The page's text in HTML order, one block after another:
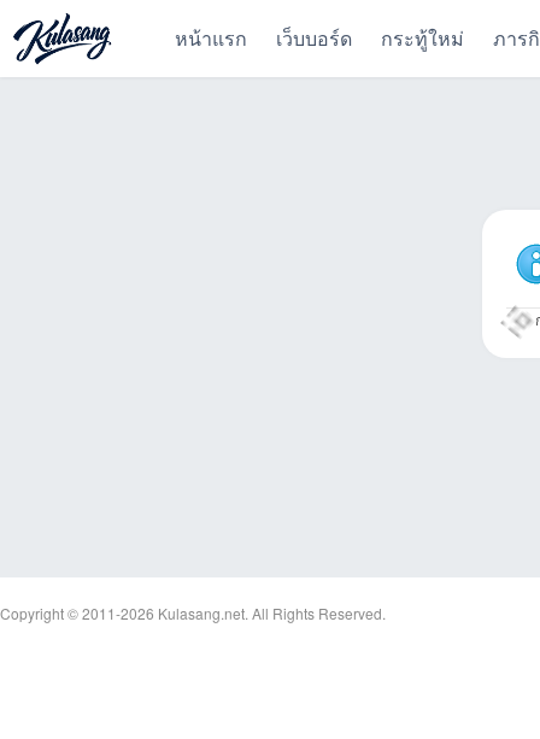
หน้าแรก เว็บบอร์ด กระทู้ใหม่ ภาร
Copyright © 2011-2026 Kulasang.net. All Rights Reserved.